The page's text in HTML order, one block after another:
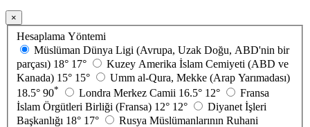
×
Hesaplama Yöntemi
Müslüman Dünya Ligi (Avrupa, Uzak Doğu, ABD'nin bir
parçası) 18° 17°
Kuzey Amerika İslam Cemiyeti (ABD ve
Kanada) 15° 15°
Umm al-Qura, Mekke (Arap Yarımadası)
18.5° 90* Londra Merkez Camii 16.5° 12°
Fransa
İslam Örgütleri Birliği (Fransa) 12° 12°
Diyanet İşleri
Başkanlığı 18° 17° Rusya Müslümanlarının Ruhani